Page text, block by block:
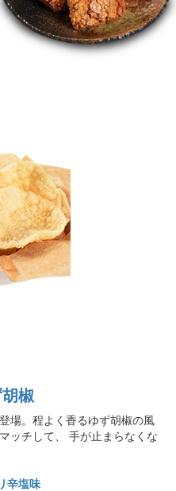
椒
場。程よく香るゆず胡椒の風
ッチして、 手が止まらなくな
辛塩味